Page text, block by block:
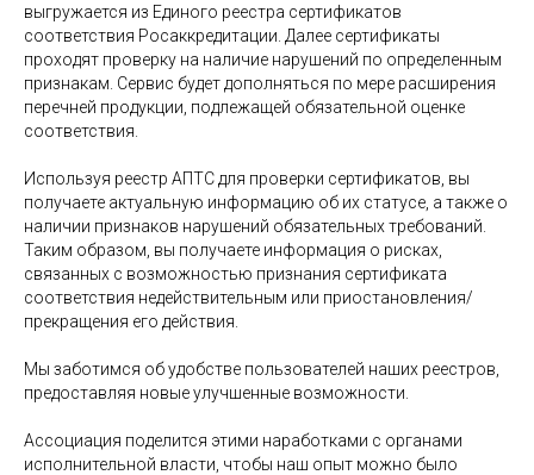
выгружается из Единого реестра сертификатов
соответствия Росаккредитации. Далее сертификаты
проходят проверку на наличие нарушений по определенным
признакам. Сервис будет дополняться по мере расширения
перечней продукции, подлежащей обязательной оценке
соответствия.
Используя реестр АПТС для проверки сертификатов, вы
получаете актуальную информацию об их статусе, а также о
наличии признаков нарушений обязательных требований.
Таким образом, вы получаете информация о рисках,
связанных с возможностью признания сертификата
соответствия недействительным или приостановления/
прекращения его действия.
Мы заботимся об удобстве пользователей наших реестров,
предоставляя новые улучшенные возможности.
Ассоциация поделится этими наработками с органами
исполнительной власти, чтобы наш опыт можно было